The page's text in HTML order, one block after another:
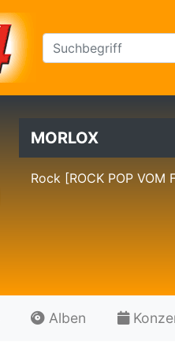
MORLOX
Rock [ROCK POP VOM
Alben